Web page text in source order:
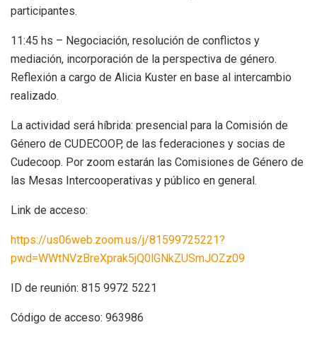
participantes.
11:45 hs – Negociación, resolución de conflictos y
mediación, incorporación de la perspectiva de género.
Reflexión a cargo de Alicia Kuster en base al intercambio
realizado.
La actividad será híbrida: presencial para la Comisión de
Género de CUDECOOP, de las federaciones y socias de
Cudecoop. Por zoom estarán las Comisiones de Género de
las Mesas Intercooperativas y público en general.
Link de acceso:
https://us06web.zoom.us/j/81599725221?
pwd=WWtNVzBreXprak5jQ0lGNkZUSmJOZz09
ID de reunión: 815 9972 5221
Código de acceso: 963986